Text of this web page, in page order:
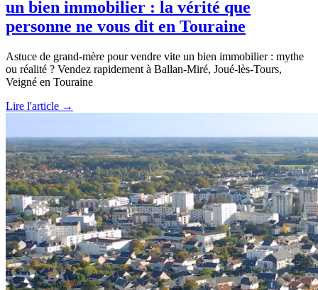
un bien immobilier : la vérité que
personne ne vous dit en Touraine
Astuce de grand-mère pour vendre vite un bien immobilier : mythe
ou réalité ? Vendez rapidement à Ballan-Miré, Joué-lès-Tours,
Veigné en Touraine
Lire l'article →